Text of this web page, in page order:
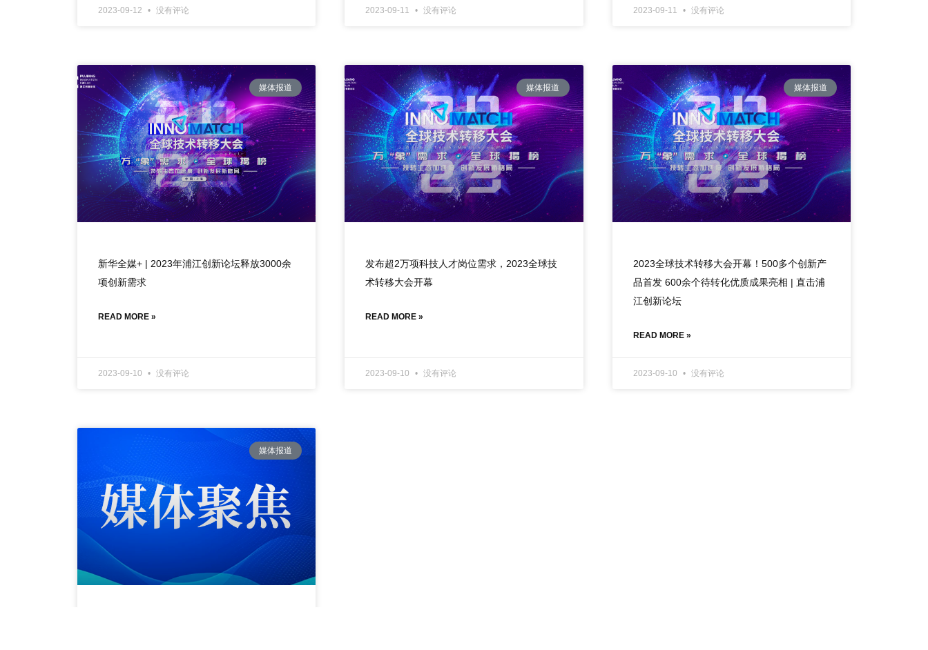
2023-09-12 没有评论 2023-09-11 没有评论 2023-09-11 没有评论
媒体报道
新华全媒+ | 2023年浦江创新论坛释放3000余
项创新需求
READ MORE »
2023-09-10 没有评论
媒体报道
发布超2万项科技人才岗位需求，2023全球技
术转移大会开幕
READ MORE »
2023-09-10 没有评论
媒体报道
2023全球技术转移大会开幕！500多个创新产
品首发 600余个待转化优质成果亮相 | 直击浦
江创新论坛
READ MORE »
2023-09-10 没有评论
媒体报道